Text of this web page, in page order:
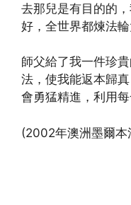
去那兒是有目的的
好，全世界都煉法輪
師父給了我一件珍
法，使我能返本歸
會勇猛精進，利用每
(2002年澳洲墨爾本